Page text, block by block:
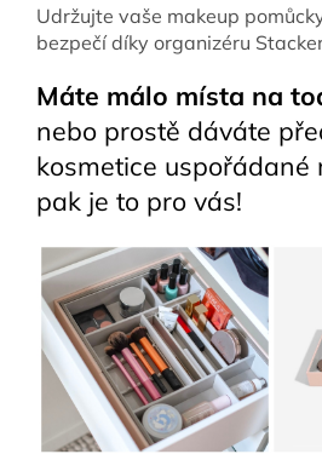
Udržujte vaše makeup
bezpečí díky organizéru
Máte málo místa na
nebo prostě dáváte
kosmetice uspořádané
pak je to pro vás!